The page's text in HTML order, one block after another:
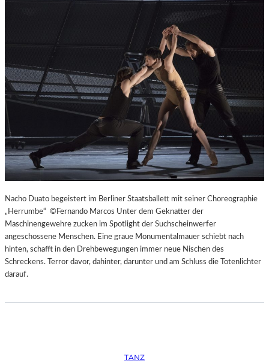
Nacho Duato begeistert im Berliner Staatsballett mit seiner Choreographie
„Herrumbe“ ©Fernando Marcos Unter dem Geknatter der
Maschinengewehre zucken im Spotlight der Suchscheinwerfer
angeschossene Menschen. Eine graue Monumentalmauer schiebt nach
hinten, schafft in den Drehbewegungen immer neue Nischen des
Schreckens. Terror davor, dahinter, darunter und am Schluss die Totenlichter
darauf.
TANZ